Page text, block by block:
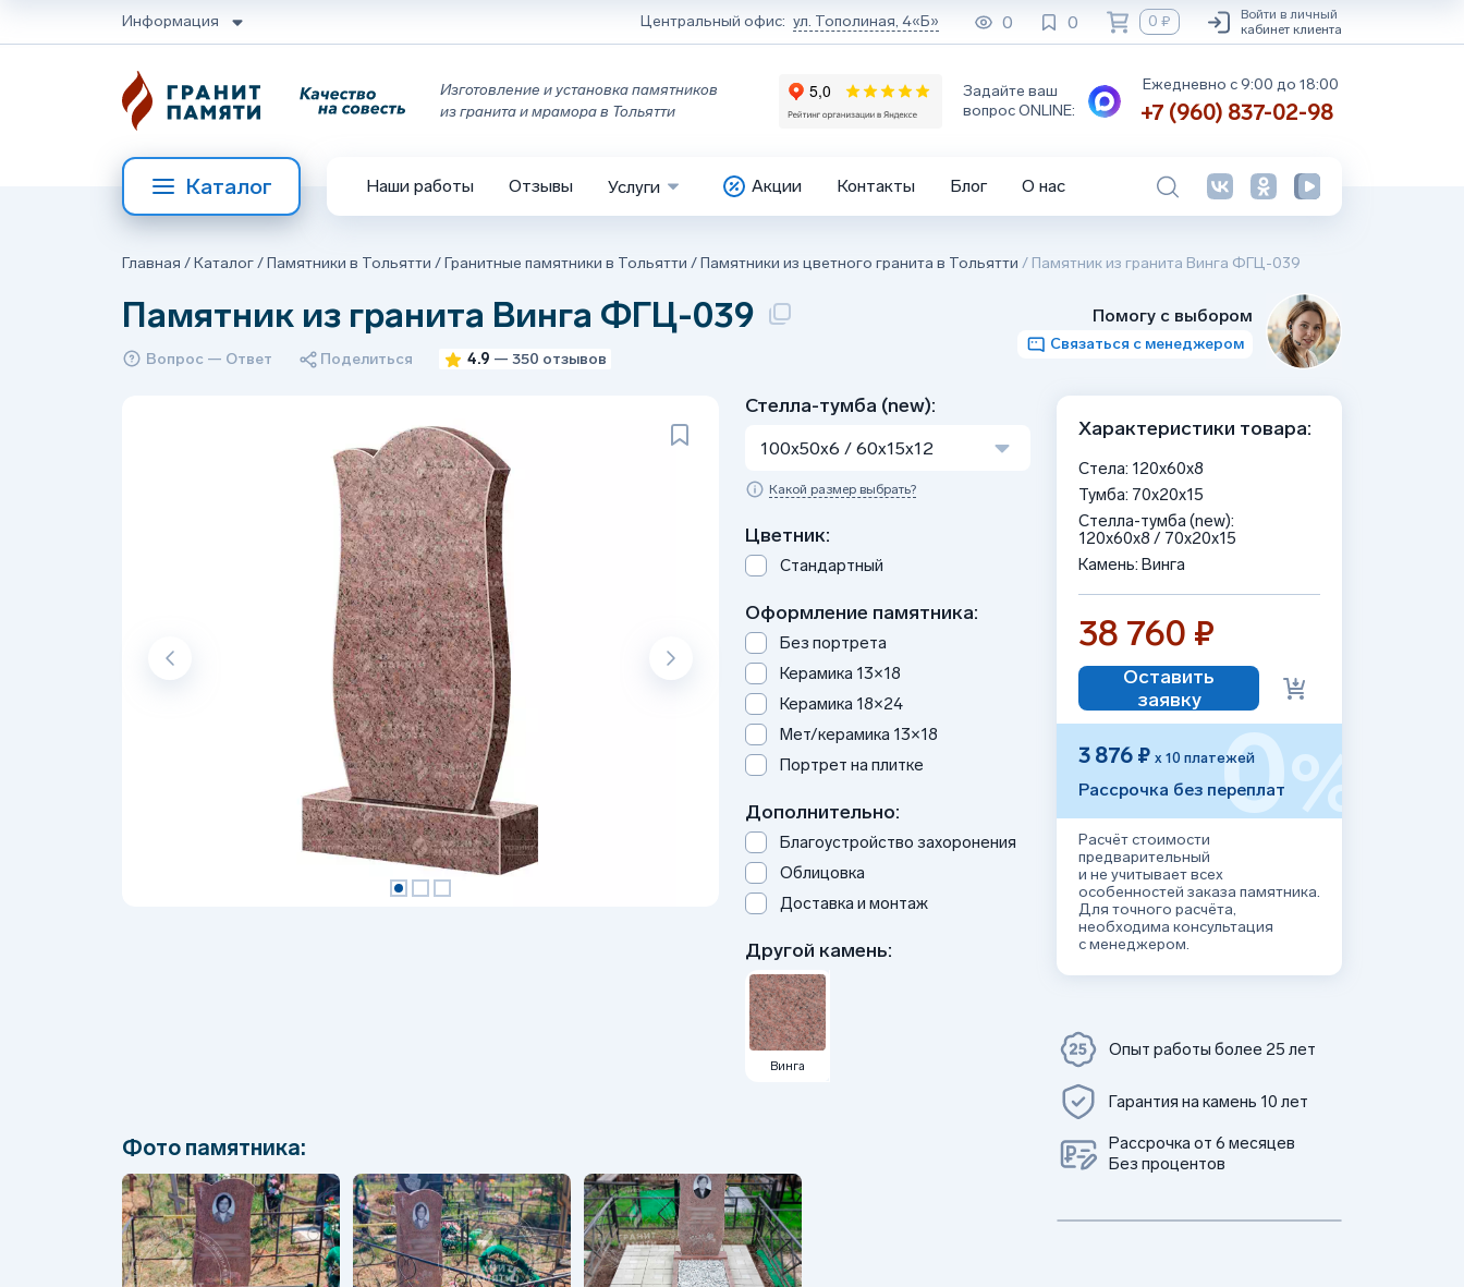
Информация Центральный офис: ул. Тополиная, 4«Б» 0 0 0 ₽
Войти в личный
кабинет клиента
Изготовление и установка памятников
из гранита и мрамора в Тольятти
Задайте ваш
вопрос ONLINE:
Ежедневно с 9:00 до 18:00
+7 (960) 837-02-98
Каталог Наши работы Отзывы Услуги Акции Контакты Блог О нас
Главная /Каталог/Памятники в Тольятти /Гранитные памятники в Тольятти /Памятники из цветного гранита в Тольятти / Памятник из гранита Винга ФГЦ-039
Памятник из гранита Винга ФГЦ-039
Вопрос — Ответ Поделиться 4.9 — 350 отзывов
Помогу с выбором
Связаться с менеджером
Стелла-тумба (new):
100x50x6 / 60x15x12
Какой размер выбрать?
Цветник:
Стандартный
Оформление памятника:
Без портрета
Керамика 13×18
Керамика 18×24
Мет/керамика 13×18
Портрет на плитке
Дополнительно:
Благоустройство захоронения
Облицовка
Доставка и монтаж
Другой камень:
Винга
Фото памятника:
Характеристики товара:
Стела: 120x60x8
Тумба: 70x20x15
Стелла-тумба (new):
120x60x8 / 70x20x15
Камень: Винга
38 760 ₽
Оставить
заявку
3 876 ₽ х 10 платежей
Рассрочка без переплат
0%
Расчёт стоимости
предварительный
и не учитывает всех
особенностей заказа памятника.
Для точного расчёта,
необходима консультация
с менеджером.
Опыт работы более 25 лет
Гарантия на камень 10 лет
Рассрочка от 6 месяцев
Без процентов